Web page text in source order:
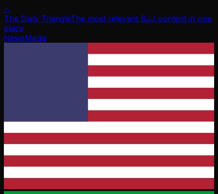
△
The Daily TriangleThe most relevant BJJ content in one
place
NewsMedia